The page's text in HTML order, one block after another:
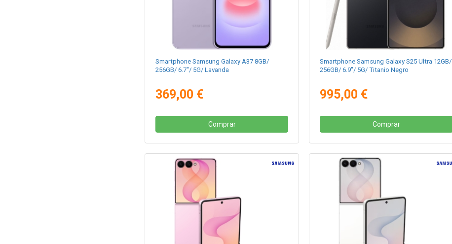
Smartphone Samsung Galaxy A37 8GB/
256GB/ 6.7"/ 5G/ Lavanda
369,00 €
Comprar
Smartphone Samsung Galaxy S25 Ultra 12GB/
256GB/ 6.9"/ 5G/ Titanio Negro
995,00 €
Comprar